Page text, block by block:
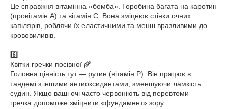
Це справжня вітамінна «бомба». Горобина багата на каротин
(провітамін А) та вітамін С. Вона зміцнює стінки очних
капілярів, роблячи їх еластичними та менш вразливими до
крововиливів.
6️⃣
Квітки гречки посівної 🌾
Головна цінність тут — рутин (вітамін Р). Він працює в
тандемі з іншими антиоксидантами, зменшуючи ламкість
судин. Якщо ваші очі часто червоніють від перевтоми —
гречка допоможе зміцнити «фундамент» зору.